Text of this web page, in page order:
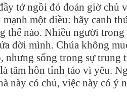
tớ ngồi đó đoán giờ chủ
một điều: hãy canh
thế nào. Nhiều người
đời mình. Chúa không
sống trong sự trung
tâm hồn tỉnh táo vì yêu.
này có chủ, việc này có ý